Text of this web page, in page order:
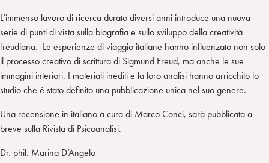
L’immenso lavoro di ricerca durato diversi anni introduce una nuova
serie di punti di vista sulla biografia e sullo sviluppo della creatività
freudiana. Le esperienze di viaggio italiane hanno influenzato non solo
il processo creativo di scrittura di Sigmund Freud, ma anche le sue
immagini interiori. I materiali inediti e la loro analisi hanno arricchito lo
studio che é stato definito una pubblicazione unica nel suo genere.
Una recensione in italiano a cura di Marco Conci, sarà pubblicata a
breve sulla Rivista di Psicoanalisi.
Dr. phil. Marina D’Angelo